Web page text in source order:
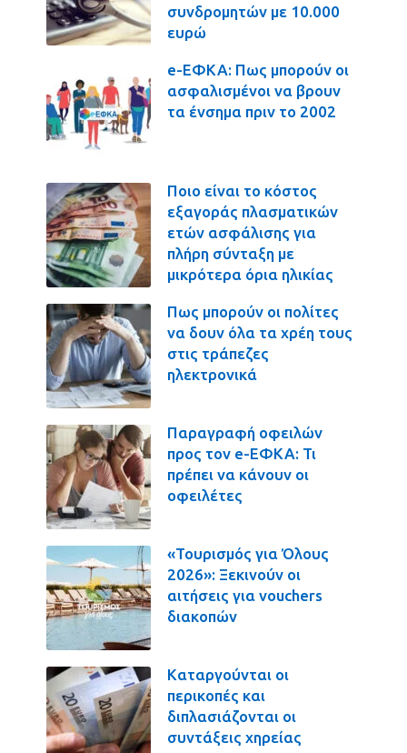
συνδρομητών με 10.000
ευρώ
e-ΕΦΚΑ: Πως μπορούν οι
ασφαλισμένοι να βρουν
τα ένσημα πριν το 2002
Ποιο είναι το κόστος
εξαγοράς πλασματικών
ετών ασφάλισης για
πλήρη σύνταξη με
μικρότερα όρια ηλικίας
Πως μπορούν οι πολίτες
να δουν όλα τα χρέη τους
στις τράπεζες
ηλεκτρονικά
Παραγραφή οφειλών
προς τον e-ΕΦΚΑ: Τι
πρέπει να κάνουν οι
οφειλέτες
«Τουρισμός για Όλους
2026»: Ξεκινούν οι
αιτήσεις για vouchers
διακοπών
Καταργούνται οι
περικοπές και
διπλασιάζονται οι
συντάξεις χηρείας